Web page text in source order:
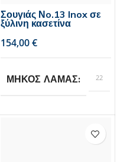
Σουγιάς Νo.13 Inox σε
ξύλινη κασετίνα
€
ΜΗΚΟΣ ΛΑΜΑΣ 22